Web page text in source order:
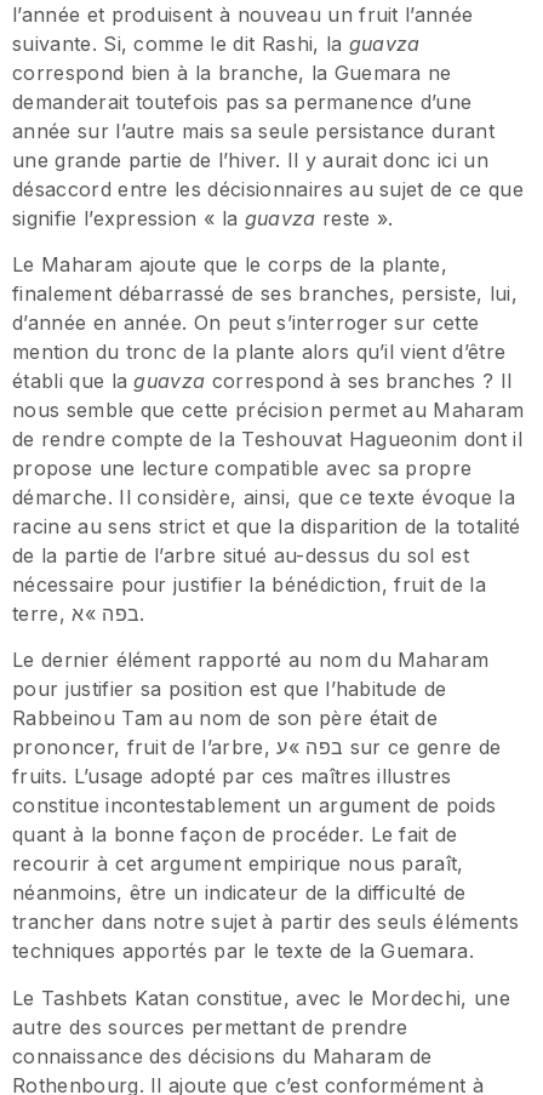
l’année et produisent à nouveau un fruit l’année
suivante. Si, comme le dit Rashi, la guavza
correspond bien à la branche, la Guemara ne
demanderait toutefois pas sa permanence d’une
année sur l’autre mais sa seule persistance durant
une grande partie de l’hiver. Il y aurait donc ici un
désaccord entre les décisionnaires au sujet de ce que
signifie l’expression « la guavza reste ».
Le Maharam ajoute que le corps de la plante,
finalement débarrassé de ses branches, persiste, lui,
d’année en année. On peut s’interroger sur cette
mention du tronc de la plante alors qu’il vient d’être
établi que laguavza correspond à ses branches ? Il
nous semble que cette précision permet au Maharam
de rendre compte de la Teshouvat Hagueonim dont il
propose une lecture compatible avec sa propre
démarche. Il considère, ainsi, que ce texte évoque la
racine au sens strict et que la disparition de la totalité
de la partie de l’arbre situé au-dessus du sol est
nécessaire pour justifier la bénédiction, fruit de la
terre, בפה »א.
Le dernier élément rapporté au nom du Maharam
pour justifier sa position est que l’habitude de
Rabbeinou Tam au nom de son père était de
prononcer, fruit de l’arbre, בפה »ע sur ce genre de
fruits. L’usage adopté par ces maîtres illustres
constitue incontestablement un argument de poids
quant à la bonne façon de procéder. Le fait de
recourir à cet argument empirique nous paraît,
néanmoins, être un indicateur de la difficulté de
trancher dans notre sujet à partir des seuls éléments
techniques apportés par le texte de la Guemara.
Le Tashbets Katan constitue, avec le Mordechi, une
autre des sources permettant de prendre
connaissance des décisions du Maharam de
Rothenbourg. Il ajoute que c’est conformément à